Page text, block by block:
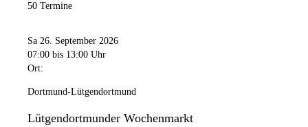
50 Termine
Sa 26. September 2026
07:00 bis 13:00 Uhr
Ort:
Dortmund-Lütgendortmund
Lütgendortmunder Wochenmarkt